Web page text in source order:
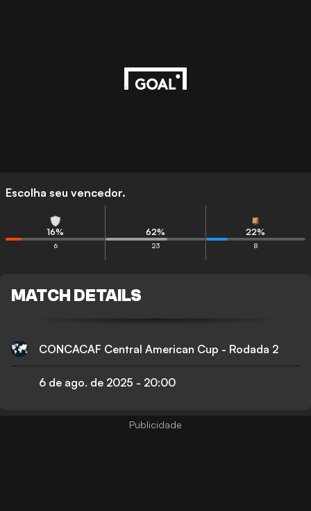
Escolha seu vencedor.
16%
6
62%
23
22%
8
MATCH DETAILS
CONCACAF Central American Cup - Rodada 2
6 de ago. de 2025 - 20:00